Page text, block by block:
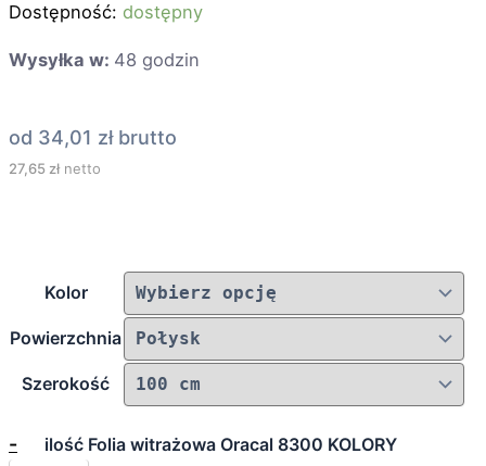
Dostępność: dostępny
Wysyłka w: 48 godzin
od 34,01 złbrutto
27,65 złnetto
Kolor
Powierzchnia
Szerokość
- ilość Folia witrażowa Oracal 8300 KOLORY